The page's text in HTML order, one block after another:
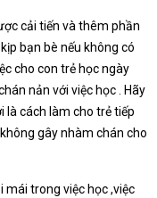
cải tiến và thêm phần
bạn bè nếu không có
cho con trẻ học ngày
nản với việc học . Hãy
là cách làm cho trẻ tiếp
gây nhàm chán cho
trong việc học ,việc